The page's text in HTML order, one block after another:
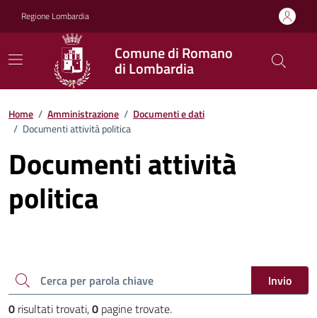
Regione Lombardia
Comune di Romano
di Lombardia
Home / Amministrazione / Documenti e dati
/ Documenti attività politica
Documenti attività
politica
Cerca una parola chiave
Invio
0 risultati trovati,0 pagine trovate.